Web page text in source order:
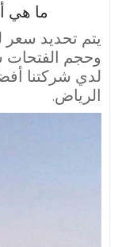
ما هي
يتم تحديد
وحجم الفتحات
لدي شركتنا
الرياض.